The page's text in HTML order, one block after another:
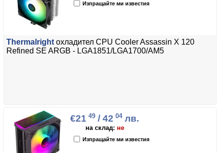
Изпращайте ми известия
Thermalright охладител CPU Cooler Assassin X 120
Refined SE ARGB - LGA1851/LGA1700/AM5
€21 49 / 42 04лв.
на склад: не
Изпращайте ми известия